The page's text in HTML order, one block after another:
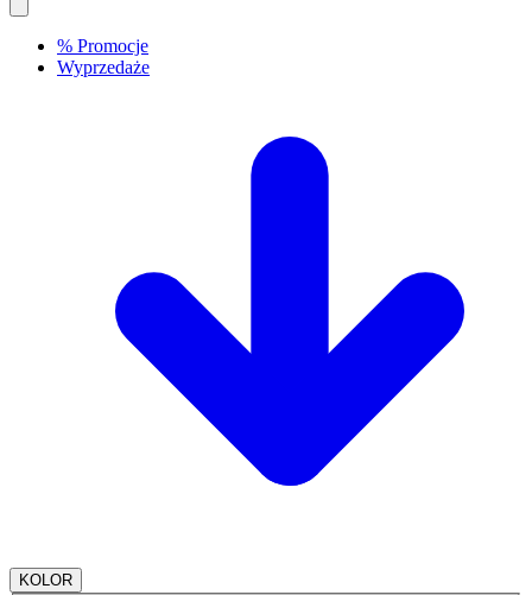
% Promocje
Wyprzedaże
KOLOR